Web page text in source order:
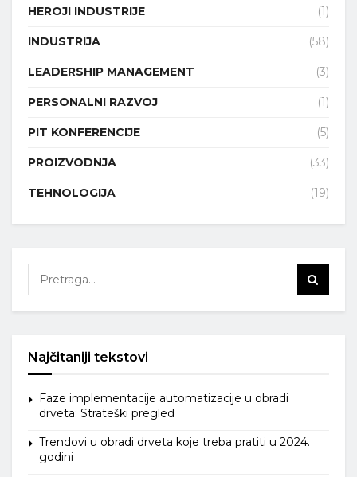
HEROJI INDUSTRIJE (1)
INDUSTRIJA (58)
LEADERSHIP MANAGEMENT (3)
PERSONALNI RAZVOJ (1)
PIT KONFERENCIJE (5)
PROIZVODNJA (33)
TEHNOLOGIJA (19)
Najčitaniji tekstovi
Faze implementacije automatizacije u obradi
drveta: Strateški pregled
Trendovi u obradi drveta koje treba pratiti u 2024.
godini